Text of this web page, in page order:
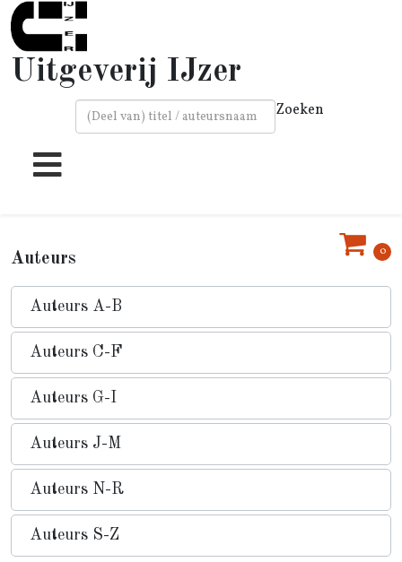
Uitgeverij IJzer
Zoeken
0
Auteurs
Auteurs A-B
Auteurs C-F
Auteurs G-I
Auteurs J-M
Auteurs N-R
Auteurs S-Z